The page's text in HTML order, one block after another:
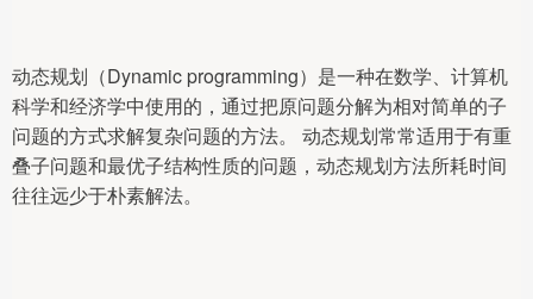
动态规划（Dynamic programming）是一种在数学、计算机
科学和经济学中使用的，通过把原问题分解为相对简单的子
问题的方式求解复杂问题的方法。 动态规划常常适用于有重
叠子问题和最优子结构性质的问题，动态规划方法所耗时间
往往远少于朴素解法。